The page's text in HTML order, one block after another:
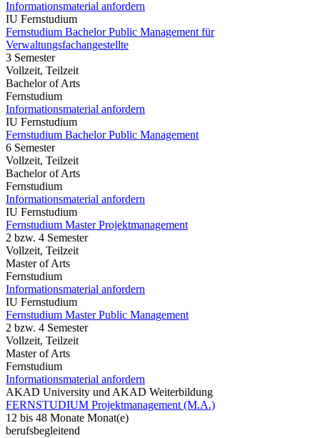
Informationsmaterial anfordern
IU Fernstudium
Fernstudium Bachelor Public Management für
Verwaltungsfachangestellte
3 Semester
Vollzeit, Teilzeit
Bachelor of Arts
Fernstudium
Informationsmaterial anfordern
IU Fernstudium
Fernstudium Bachelor Public Management
6 Semester
Vollzeit, Teilzeit
Bachelor of Arts
Fernstudium
Informationsmaterial anfordern
IU Fernstudium
Fernstudium Master Projektmanagement
2 bzw. 4 Semester
Vollzeit, Teilzeit
Master of Arts
Fernstudium
Informationsmaterial anfordern
IU Fernstudium
Fernstudium Master Public Management
2 bzw. 4 Semester
Vollzeit, Teilzeit
Master of Arts
Fernstudium
Informationsmaterial anfordern
AKAD University und AKAD Weiterbildung
FERNSTUDIUM Projektmanagement (M.A.)
12 bis 48 Monate Monat(e)
berufsbegleitend